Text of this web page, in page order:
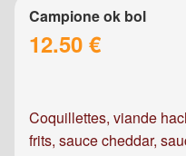
Campione ok bol
12.50 €
Coquillettes, viande
frits, sauce cheddar,